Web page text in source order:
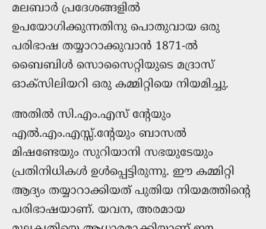
മലബാർ പ്രദേശങ്ങളിൽ
ഉപയോഗിക്കുന്നതിനു പൊതുവായ ഒരു
പരിഭാഷ തയ്യാറാക്കുവാൻ 1871-ൽ
ബൈബിൾ സൊസൈറ്റിയുടെ മദ്രാസ്
ഓക്സിലിയറി ഒരു കമ്മിറ്റിയെ നിയമിച്ചു.
അതിൽ സി.എം.എസ് ന്റേയും
എൽ.എം.എസ്സ്.ന്റേയും ബാസൽ
മിഷണ്ടേയും സുറിയാനി സഭയുടേയും
പ്രതിനിധികൾ ഉൾപ്പെട്ടിരുന്നു. ഈ കമ്മിറ്റി
ആദ്യം തയ്യാറാക്കിയത് പുതിയ നിയമത്തിന്റെ
പരിഭാഷയാണ്. യവന, അരമായ